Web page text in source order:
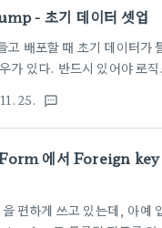
열이 제일 위에 있어 거슬리
선택된 형태로 되면 좋겠다면
도 이를 제거하는 옵션이 있
션 모델이 들어가는
의 경우
default 값을 주게 되..
- 초기 데이터 셋업
고 배포할 때 초기 데이터가
가 있다. 반드시 있어야 로직
되겠다. 데이터 dump 방법
개발 중인 데이터 중에 필
된다.
p/mvsoyg/django-
en/3.2/
25. textsms
에서 Foreign key
편하게 쓰고 있는데, 아예